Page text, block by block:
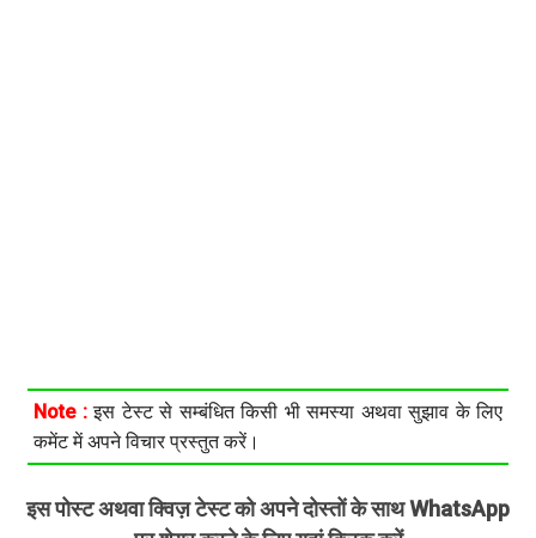
Note :इस टेस्ट से सम्बंधित किसी भी समस्या अथवा सुझाव के लिए
कमेंट में अपने विचार प्रस्तुत करें।
इस पोस्ट अथवा क्विज़ टेस्ट को अपने दोस्तों के साथ WhatsApp